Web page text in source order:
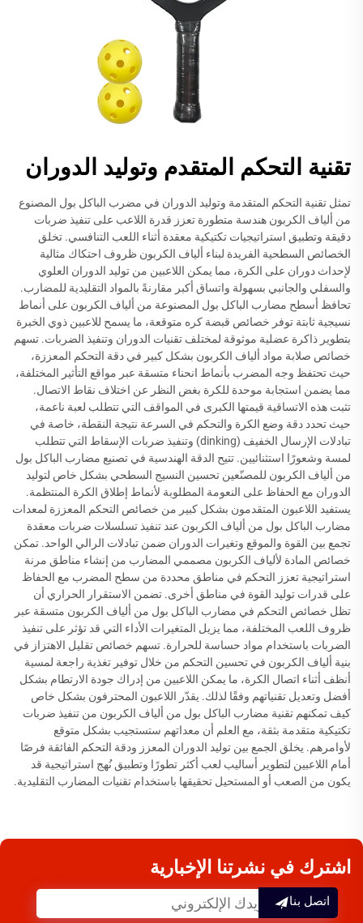
تقنية التحكم المتقدم وتوليد الدوران
تمثل تقنية التحكم المتقدمة وتوليد الدوران في مضرب الباكل بول المصنوع
من ألياف الكربون هندسة متطورة تعزز قدرة اللاعب على تنفيذ ضربات
دقيقة وتطبيق استراتيجيات تكتيكية معقدة أثناء اللعب التنافسي. تخلق
الخصائص السطحية الفريدة لبناء ألياف الكربون ظروف احتكاك مثالية
لإحداث دوران على الكرة، مما يمكن اللاعبين من توليد الدوران العلوي
والسفلي والجانبي بسهولة واتساق أكبر مقارنةً بالمواد التقليدية للمضارب.
تحافظ أسطح مضارب الباكل بول المصنوعة من ألياف الكربون على أنماط
نسيجية ثابتة توفر خصائص قبضة كره متوقعة، ما يسمح للاعبين ذوي الخبرة
بتطوير ذاكرة عضلية موثوقة لمختلف تقنيات الدوران وتنفيذ الضربات. تسهم
خصائص صلابة مواد ألياف الكربون بشكل كبير في دقة التحكم المعززة،
حيث تحتفظ وجه المضرب بأنماط انحناء متسقة عبر مواقع التأثير المختلفة،
مما يضمن استجابة موحدة للكرة بغض النظر عن اختلاف نقاط الاتصال.
تثبت هذه الاتساقية قيمتها الكبرى في المواقف التي تتطلب لعبة ناعمة،
حيث تحدد دقة وضع الكرة والتحكم في السرعة نتيجة النقطة، خاصة في
تبادلات الإرسال الخفيف (dinking) وتنفيذ ضربات الإسقاط التي تتطلب
لمسة وشعورًا استثنائيين. تتيح الدقة الهندسية في تصنيع مضارب الباكل بول
من ألياف الكربون للمصنّعين تحسين النسيج السطحي بشكل خاص لتوليد
الدوران مع الحفاظ على النعومة المطلوبة لأنماط إطلاق الكرة المنتظمة.
يستفيد اللاعبون المتقدمون بشكل كبير من خصائص التحكم المعززة لمعدات
مضارب الباكل بول من ألياف الكربون عند تنفيذ تسلسلات ضربات معقدة
تجمع بين القوة والموقع وتغيرات الدوران ضمن تبادلات الرالي الواحد. تمكن
خصائص المادة لألياف الكربون مصممي المضارب من إنشاء مناطق مرنة
استراتيجية تعزز التحكم في مناطق محددة من سطح المضرب مع الحفاظ
على قدرات توليد القوة في مناطق أخرى. تضمن الاستقرار الحراري أن
تظل خصائص التحكم في مضارب الباكل بول من ألياف الكربون متسقة عبر
ظروف اللعب المختلفة، مما يزيل المتغيرات الأداء التي قد تؤثر على تنفيذ
الضربات باستخدام مواد حساسة للحرارة. تسهم خصائص تقليل الاهتزاز في
بنية ألياف الكربون في تحسين التحكم من خلال توفير تغذية راجعة لمسية
أنظف أثناء اتصال الكرة، ما يمكن اللاعبين من إدراك جودة الارتطام بشكل
أفضل وتعديل تقنياتهم وفقًا لذلك. يقدّر اللاعبون المحترفون بشكل خاص
كيف تمكنهم تقنية مضارب الباكل بول من ألياف الكربون من تنفيذ ضربات
تكتيكية متقدمة بثقة، مع العلم أن معداتهم ستستجيب بشكل متوقع
لأوامرهم. يخلق الجمع بين توليد الدوران المعزز ودقة التحكم الفائقة فرصًا
أمام اللاعبين لتطوير أساليب لعب أكثر تطورًا وتطبيق نُهج استراتيجية قد
يكون من الصعب أو المستحيل تحقيقها باستخدام تقنيات المضارب التقليدية.
اشترك في نشرتنا الإخبارية
اتصل بنا